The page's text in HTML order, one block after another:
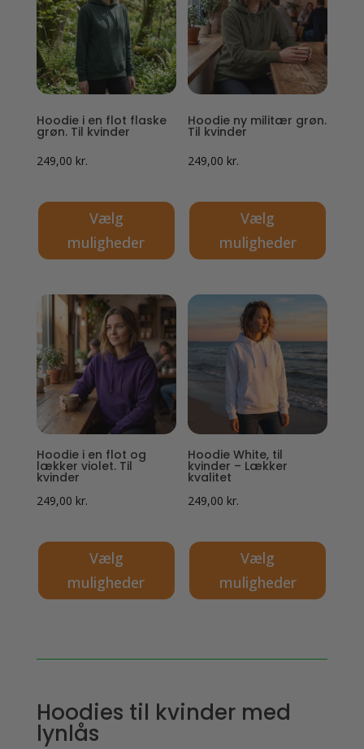
varianter.
Mulighederne
kan
vælges
på
varesiden
varianter.
Mulighederne
kan
vælges
på
varesiden
Hoodie i en flot flaske
grøn. Til kvinder
249,00 kr.
Vælg
muligheder
vare
flere
varianter.
Mulighederne
kan
vælges
på
varesiden
Hoodie ny militær grøn.
Til kvinder
249,00 kr.
Vælg
muligheder
vare
varianter.
Mulighederne
kan
på
varesiden
Hoodie i en flot og
lækker violet. Til
kvinder
249,00 kr.
Vælg
muligheder
Mulighederne
kan
Hoodie White, til
kvinder – Lækker
kvalitet
249,00 kr.
Vælg
muligheder
Mulighederne
Hoodies til kvinder med
lynlås